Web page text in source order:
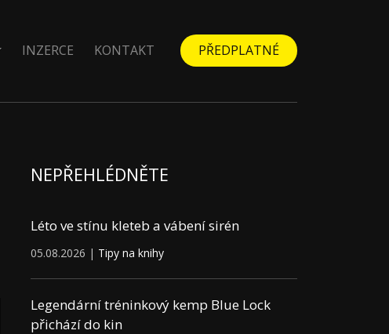
INZERCE KONTAKT PŘEDPLATNÉ
NEPŘEHLÉDNĚTE
Léto ve stínu kleteb a vábení sirén
05.08.2026 | Tipy na knihy
Legendární tréninkový kemp Blue Lock
přichází do kin